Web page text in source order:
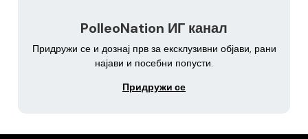
PolleoNation ИГ канал
Придружи се и дознај прв за ексклузивни објави, рани
најави и посебни попусти.
Придружи се